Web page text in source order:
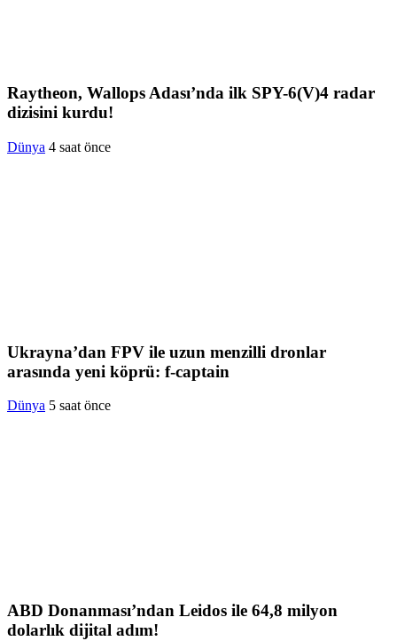
Raytheon, Wallops Adası’nda ilk SPY-6(V)4 radar
dizisini kurdu!
Dünya 4 saat önce
Ukrayna’dan FPV ile uzun menzilli dronlar
arasında yeni köprü: f-captain
Dünya 5 saat önce
ABD Donanması’ndan Leidos ile 64,8 milyon
dolarlık dijital adım!